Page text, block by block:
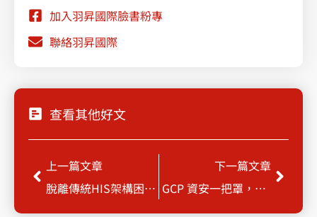
加入羽昇國際臉書粉專
聯絡羽昇國際
查看其他好文
Prev
上一篇文章
脫離傳統HIS架構困境，大躍進現代化HIS架構
下一篇文章
GCP 資安一把罩，監控/控制很重要
Next